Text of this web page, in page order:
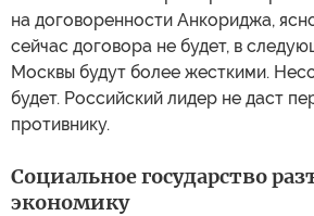
на договоренности Анкориджа,
сейчас договора не будет, в
Москвы будут более жесткими.
будет. Российский лидер не даст
противнику.
Социальное государство
экономику